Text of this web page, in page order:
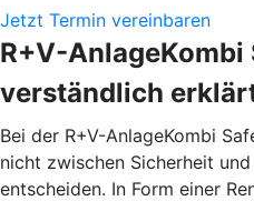
Jetzt Termin vereinbaren
R+V-AnlageKombi
verständlich
Bei der R+V-AnlageKombi
nicht zwischen Sicherheit
entscheiden. In Form einer